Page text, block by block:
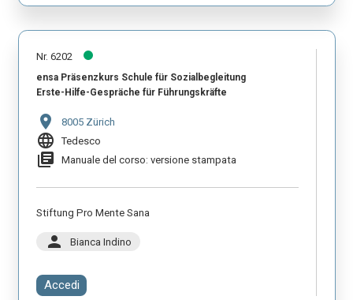
Nr. 6202
ensa Präsenzkurs Schule für Sozialbegleitung
Erste-Hilfe-Gespräche für Führungskräfte
location_on 8005 Zürich
language Tedesco
library_books Manuale del corso: versione stampata
Stiftung Pro Mente Sana
person Bianca Indino
Accedi